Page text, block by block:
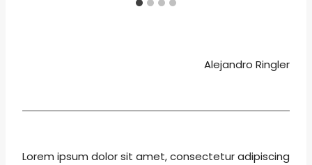
Alejandro Ringler
Lorem ipsum dolor sit amet, consectetur adipiscing